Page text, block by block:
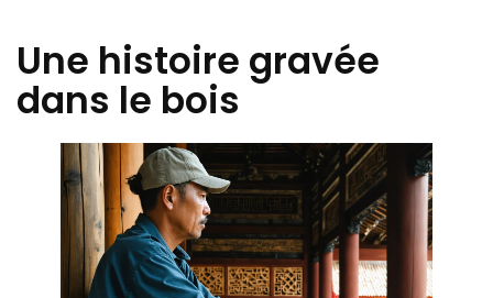
Une histoire gravée
dans le bois